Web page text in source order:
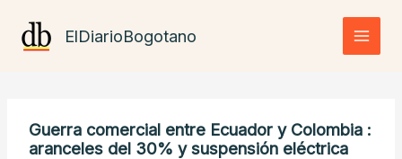
contenido
ElDiarioBogotano
Guerra comercial entre Ecuador y Colombia :
aranceles del 30% y suspensión eléctrica